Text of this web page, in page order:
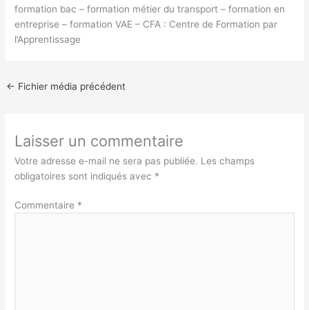
formation bac – formation métier du transport – formation en
entreprise – formation VAE – CFA : Centre de Formation par
l’Apprentissage
← Fichier média précédent
Laisser un commentaire
Votre adresse e-mail ne sera pas publiée. Les champs
obligatoires sont indiqués avec *
Commentaire *